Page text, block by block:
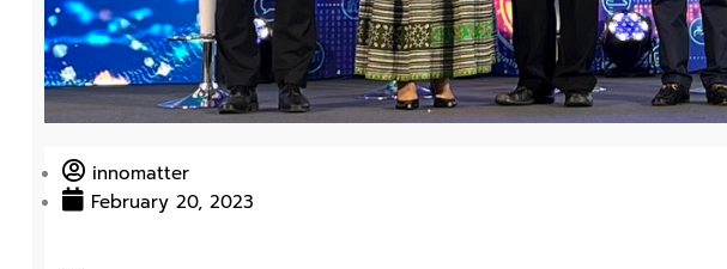
innomatter
February 20, 2023